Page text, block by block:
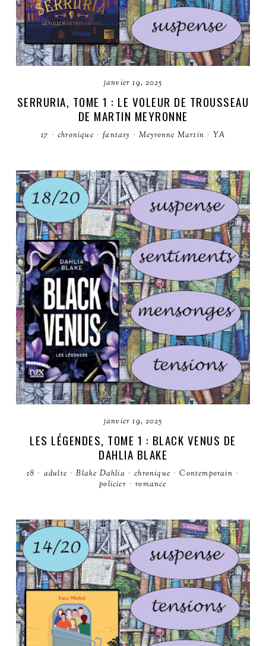
janvier 19, 2025
SERRURIA, TOME 1 : LE VOLEUR DE TROUSSEAU
DE MARTIN MEYRONNE
17 · chronique · fantasy · Meyronne Martin · YA
janvier 19, 2025
LES LÉGENDES, TOME 1 : BLACK VENUS DE
DAHLIA BLAKE
18 · adulte · Blake Dahlia · chronique · Contemporain ·
policier · romance